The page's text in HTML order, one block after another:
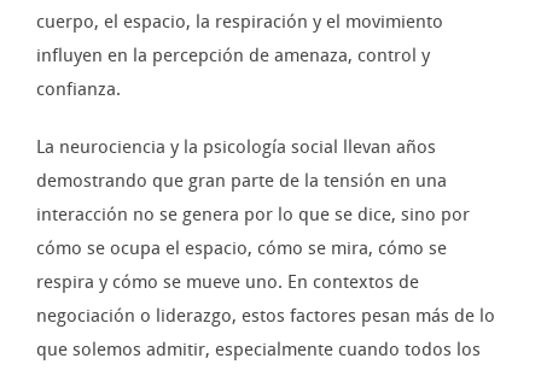
cuerpo, el espacio, la respiración y el movimiento
influyen en la percepción de amenaza, control y
confianza.
La neurociencia y la psicología social llevan años
demostrando que gran parte de la tensión en una
interacción no se genera por lo que se dice, sino por
cómo se ocupa el espacio, cómo se mira, cómo se
respira y cómo se mueve uno. En contextos de
negociación o liderazgo, estos factores pesan más de lo
que solemos admitir, especialmente cuando todos los